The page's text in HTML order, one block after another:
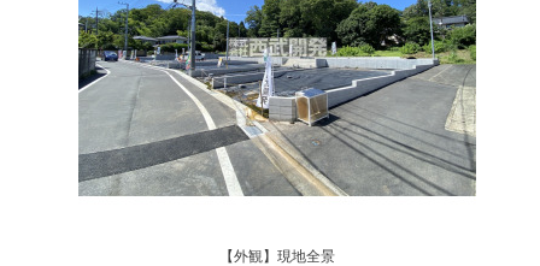
【外観】現地全景